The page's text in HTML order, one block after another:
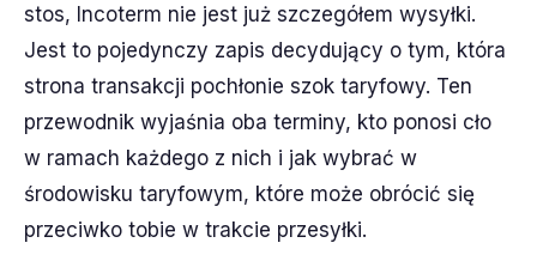
stos, Incoterm nie jest już szczegółem wysyłki.
Jest to pojedynczy zapis decydujący o tym, która
strona transakcji pochłonie szok taryfowy. Ten
przewodnik wyjaśnia oba terminy, kto ponosi cło
w ramach każdego z nich i jak wybrać w
środowisku taryfowym, które może obrócić się
przeciwko tobie w trakcie przesyłki.